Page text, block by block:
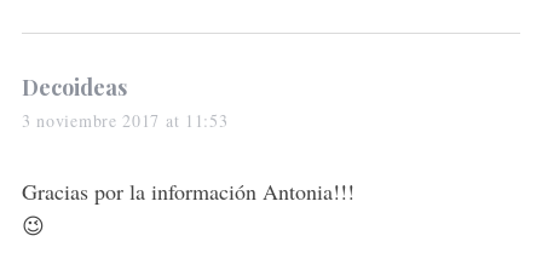
s
a
s
:
Decoideas
3 noviembre 2017 at 11:53
Gracias por la información Antonia!!!
😉